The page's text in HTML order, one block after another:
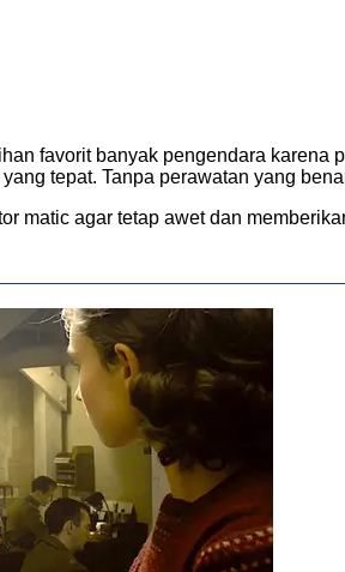
favorit banyak pengendara karena
tepat. Tanpa perawatan yang
matic agar tetap awet dan